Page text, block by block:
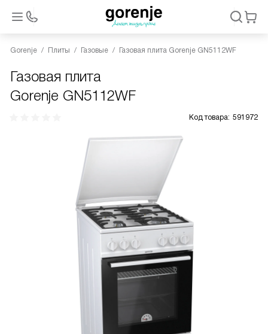
Gorenje Плиты Газовые Газовая плита Gorenje GN5112WF
Газовая плита
Gorenje GN5112WF
Код товара: 591972